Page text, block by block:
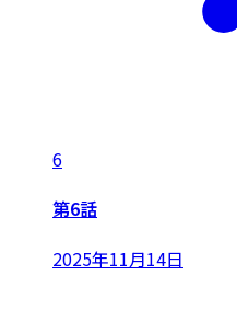
6
第6話
2025年11月14日